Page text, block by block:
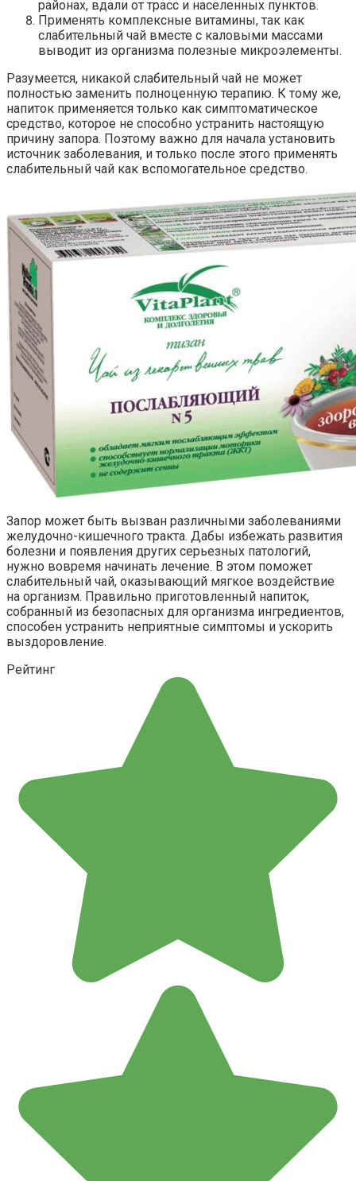
районах, вдали от трасс и населенных пунктов.
Применять комплексные витамины, так как
слабительный чай вместе с каловыми массами
выводит из организма полезные микроэлементы.
Разумеется, никакой слабительный чай не может
полностью заменить полноценную терапию. К тому же,
напиток применяется только как симптоматическое
средство, которое не способно устранить настоящую
причину запора. Поэтому важно для начала установить
источник заболевания, и только после этого применять
слабительный чай как вспомогательное средство.
Запор может быть вызван различными заболеваниями
желудочно-кишечного тракта. Дабы избежать развития
болезни и появления других серьезных патологий,
нужно вовремя начинать лечение. В этом поможет
слабительный чай, оказывающий мягкое воздействие
на организм. Правильно приготовленный напиток,
собранный из безопасных для организма ингредиентов,
способен устранить неприятные симптомы и ускорить
выздоровление.
Рейтинг